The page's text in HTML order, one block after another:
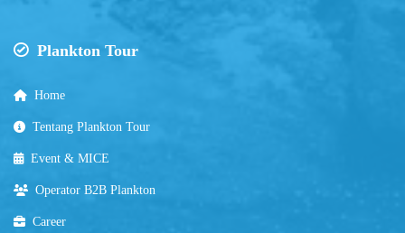
Plankton Tour
Home
Tentang Plankton Tour
Event & MICE
Operator B2B Plankton
Career